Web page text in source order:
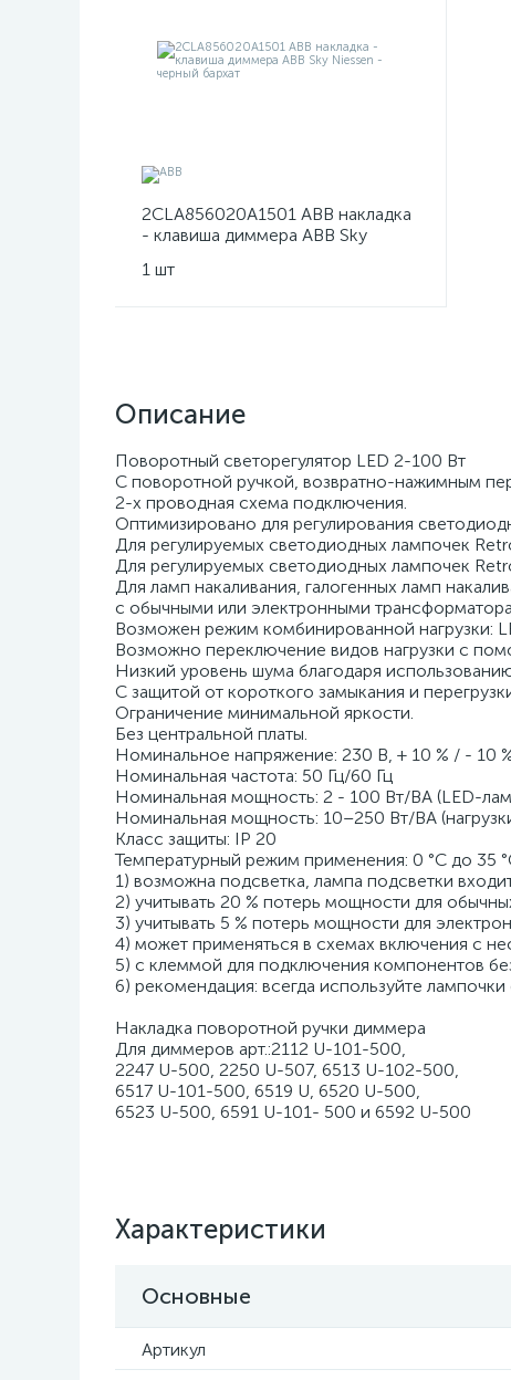
2CLA856020A1501 ABB накладка
- клавиша диммера ABB Sky
1 шт
Описание
Поворотный светорегулятор LED 2-100 Вт
С поворотной ручкой, возвратно-нажимным
2-х проводная схема подключения.
Оптимизировано для регулирования
Для регулируемых светодиодных лампочек
Для регулируемых светодиодных лампочек
Для ламп накаливания, галогенных ламп
с обычными или электронными
Возможен режим комбинированной нагрузки:
Возможно переключение видов нагрузки с
Низкий уровень шума благодаря
С защитой от короткого замыкания и
Ограничение минимальной яркости.
Без центральной платы.
Номинальное напряжение: 230 В, + 10 % / - 10
Номинальная частота: 50 Гц/60 Гц
Номинальная мощность: 2 - 100 Вт/ВА (LED-
Номинальная мощность: 10–250 Вт/ВА
Класс защиты: IP 20
Температурный режим применения: 0 °C до 35
1) возможна подсветка, лампа подсветки
2) учитывать 20 % потерь мощности для
3) учитывать 5 % потерь мощности для
4) может применяться в схемах включения с
5) с клеммой для подключения компонентов
6) рекомендация: всегда используйте
Накладка поворотной ручки диммера
Для диммеров арт.:2112 U-101-500,
2247 U-500, 2250 U-507, 6513 U-102-500,
6517 U-101-500, 6519 U, 6520 U-500,
6523 U-500, 6591 U-101- 500 и 6592 U-500
Характеристики
Основные
Артикул